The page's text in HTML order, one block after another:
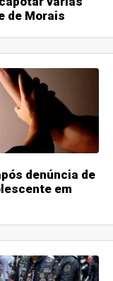
de Morais
denúncia de
em